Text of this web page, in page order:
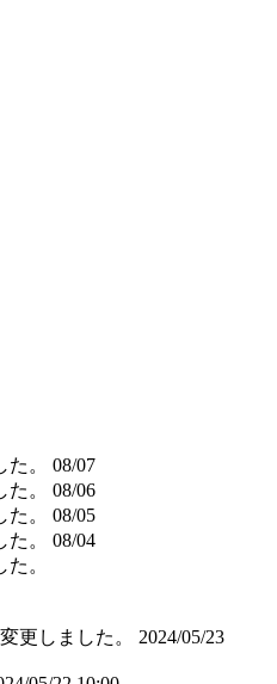
。
08/07
。
08/06
。
08/05
。
08/04
。
更しました。
2024/05/23